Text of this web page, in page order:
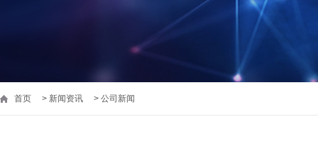
首页 > 新闻资讯 > 公司新闻